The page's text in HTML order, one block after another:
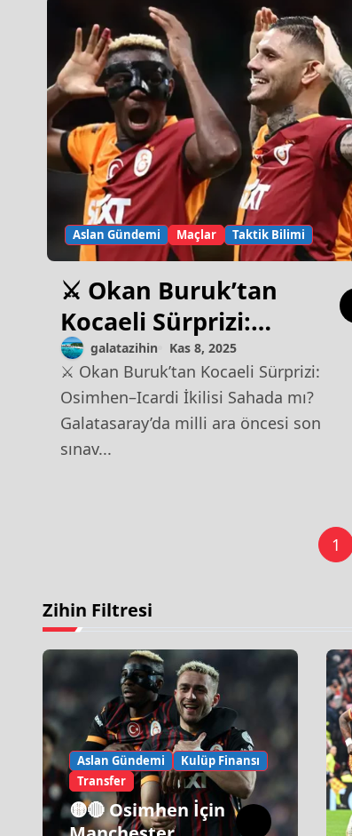
Aslan Gündemi Maçlar Taktik Bilimi
⚔️ Okan Buruk’tan
Kocaeli Sürprizi:
Osimhen–Icardi
İkilisi Sahada mı?
galatazihin Kas 8, 2025
⚔️ Okan Buruk’tan Kocaeli Sürprizi:
Osimhen–Icardi İkilisi Sahada mı?
Galatasaray’da milli ara öncesi son
sınav...
1
Zihin Filtresi
Aslan Gündemi
Kulüp Finansı
Transfer
🟡🔴 Osimhen İçin